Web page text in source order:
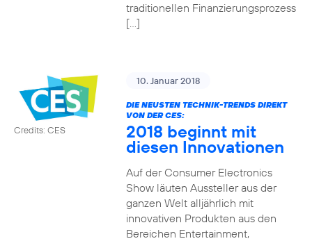
traditionellen Finanzierungsprozess
[…]
Credits: CES
10. Januar 2018
DIE NEUSTEN TECHNIK-TRENDS DIREKT
VON DER CES:
2018 beginnt mit
diesen Innovationen
Auf der Consumer Electronics
Show läuten Aussteller aus der
ganzen Welt alljährlich mit
innovativen Produkten aus den
Bereichen Entertainment,